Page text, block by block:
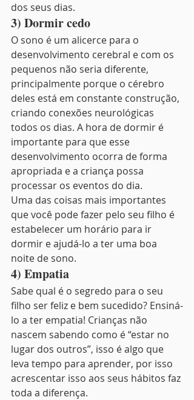
dos seus dias.
3) Dormir cedo
O sono é um alicerce para o
desenvolvimento cerebral e com os
pequenos não seria diferente,
principalmente porque o cérebro
deles está em constante construção,
criando conexões neurológicas
todos os dias. A hora de dormir é
importante para que esse
desenvolvimento ocorra de forma
apropriada e a criança possa
processar os eventos do dia.
Uma das coisas mais importantes
que você pode fazer pelo seu filho é
estabelecer um horário para ir
dormir e ajudá-lo a ter uma boa
noite de sono.
4) Empatia
Sabe qual é o segredo para o seu
filho ser feliz e bem sucedido? Ensiná-
lo a ter empatia! Crianças não
nascem sabendo como é “estar no
lugar dos outros”, isso é algo que
leva tempo para aprender, por isso
acrescentar isso aos seus hábitos faz
toda a diferença.